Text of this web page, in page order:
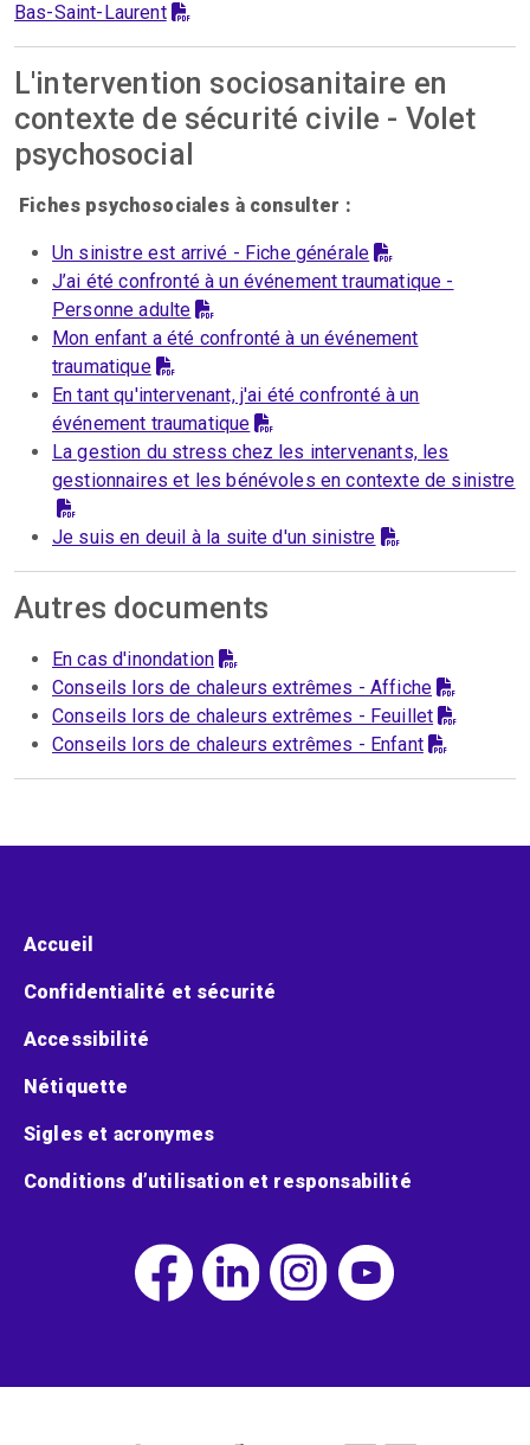
Bas-Saint-Laurent
L'intervention sociosanitaire en
contexte de sécurité civile - Volet
psychosocial
Fiches psychosociales à consulter :
Un sinistre est arrivé - Fiche générale
J’ai été confronté à un événement traumatique -
Personne adulte
Mon enfant a été confronté à un événement
traumatique
En tant qu'intervenant, j'ai été confronté à un
événement traumatique
La gestion du stress chez les intervenants, les
gestionnaires et les bénévoles en contexte de sinistre
Je suis en deuil à la suite d'un sinistre
Autres documents
En cas d'inondation
Conseils lors de chaleurs extrêmes - Affiche
Conseils lors de chaleurs extrêmes - Feuillet
Conseils lors de chaleurs extrêmes - Enfant
Menu pied de page
Accueil
Confidentialité et sécurité
Accessibilité
Nétiquette
Sigles et acronymes
Conditions d’utilisation et responsabilité